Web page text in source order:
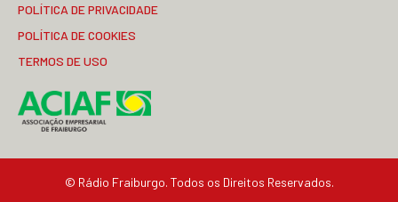
POLÍTICA DE PRIVACIDADE
POLÍTICA DE COOKIES
TERMOS DE USO
© Rádio Fraiburgo. Todos os Direitos Reservados.